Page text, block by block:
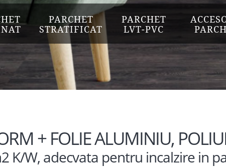
PARCHET
STRATIFICAT
PARCHET
LVT-PVC
+ FOLIE ALUMINIU,
K/W, adecvata pentru incalzire in